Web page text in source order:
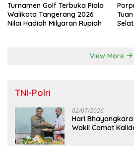
Turnamen Golf Terbuka Piala
Walikota Tangerang 2026
Nilai Hadiah Milyaran Rupiah
View More
TNI-Polri
02/07/2026
Hari
Wakil Camat